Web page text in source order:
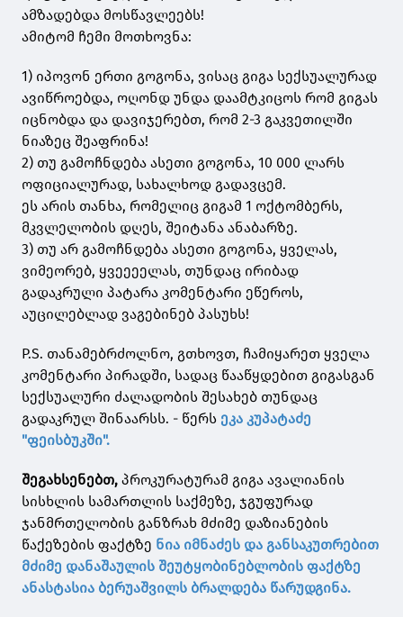
ამზადებდა მოსწავლეებს!
ამიტომ ჩემი მოთხოვნა:
1) იპოვონ ერთი გოგონა, ვისაც გიგა სექსუალურად
ავიწროებდა, ოღონდ უნდა დაამტკიცოს რომ გიგას
იცნობდა და დავიჯერებთ, რომ 2-3 გაკვეთილში
ნიაზეც შეაფრინა!
2) თუ გამოჩნდება ასეთი გოგონა, 10 000 ლარს
ოფიციალურად, სახალხოდ გადავცემ.
ეს არის თანხა, რომელიც გიგამ 1 ოქტომბერს,
მკვლელობის დღეს, შეიტანა ანაბარზე.
3) თუ არ გამოჩნდება ასეთი გოგონა, ყველას,
ვიმეორებ, ყვეეეელას, თუნდაც ირიბად
გადაკრული პატარა კომენტარი ეწეროს,
აუცილებლად ვაგებინებ პასუხს!
P.S. თანამებრძოლნო, გთხოვთ, ჩამიყარეთ ყველა
კომენტარი პირადში, სადაც წააწყდებით გიგასგან
სექსუალური ძალადობის შესახებ თუნდაც
გადაკრულ შინაარსს. - წერს ეკა კუპატაძე
"ფეისბუკში".
შეგახსენებთ, პროკურატურამ გიგა ავალიანის
სისხლის სამართლის საქმეზე, ჯგუფურად
ჯანმრთელობის განზრახ მძიმე დაზიანების
წაქეზების ფაქტზე ნია იმნაძეს და განსაკუთრებით
მძიმე დანაშაულის შეუტყობინებლობის ფაქტზე
ანასტასია ბერუაშვილს ბრალდება წარუდგინა.